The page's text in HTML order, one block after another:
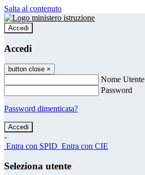
Salta al contenuto
Accedi
Accedi
button close ×
Nome Utente
Password
Password dimenticata?
-
Entra con SPID Entra con CIE
Seleziona utente